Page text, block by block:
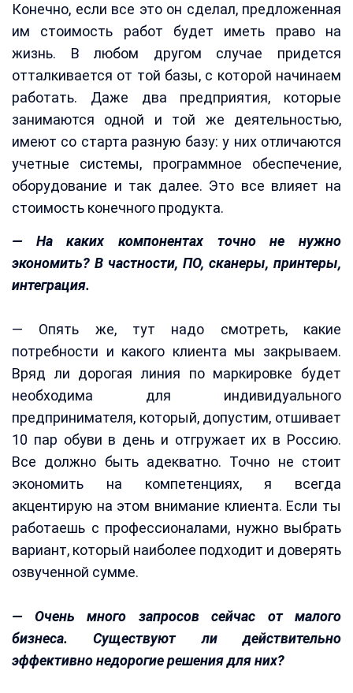
Конечно, если все это он сделал, предложенная
им стоимость работ будет иметь право на
жизнь. В любом другом случае придется
отталкивается от той базы, с которой начинаем
работать. Даже два предприятия, которые
занимаются одной и той же деятельностью,
имеют со старта разную базу: у них отличаются
учетные системы, программное обеспечение,
оборудование и так далее. Это все влияет на
стоимость конечного продукта.
— На каких компонентах точно не нужно
экономить? В частности, ПО, сканеры, принтеры,
интеграция.
— Опять же, тут надо смотреть, какие
потребности и какого клиента мы закрываем.
Вряд ли дорогая линия по маркировке будет
необходима для индивидуального
предпринимателя, который, допустим, отшивает
10 пар обуви в день и отгружает их в Россию.
Все должно быть адекватно. Точно не стоит
экономить на компетенциях, я всегда
акцентирую на этом внимание клиента. Если ты
работаешь с профессионалами, нужно выбрать
вариант, который наиболее подходит и доверять
озвученной сумме.
— Очень много запросов сейчас от малого
бизнеса. Существуют ли действительно
эффективно недорогие решения для них?